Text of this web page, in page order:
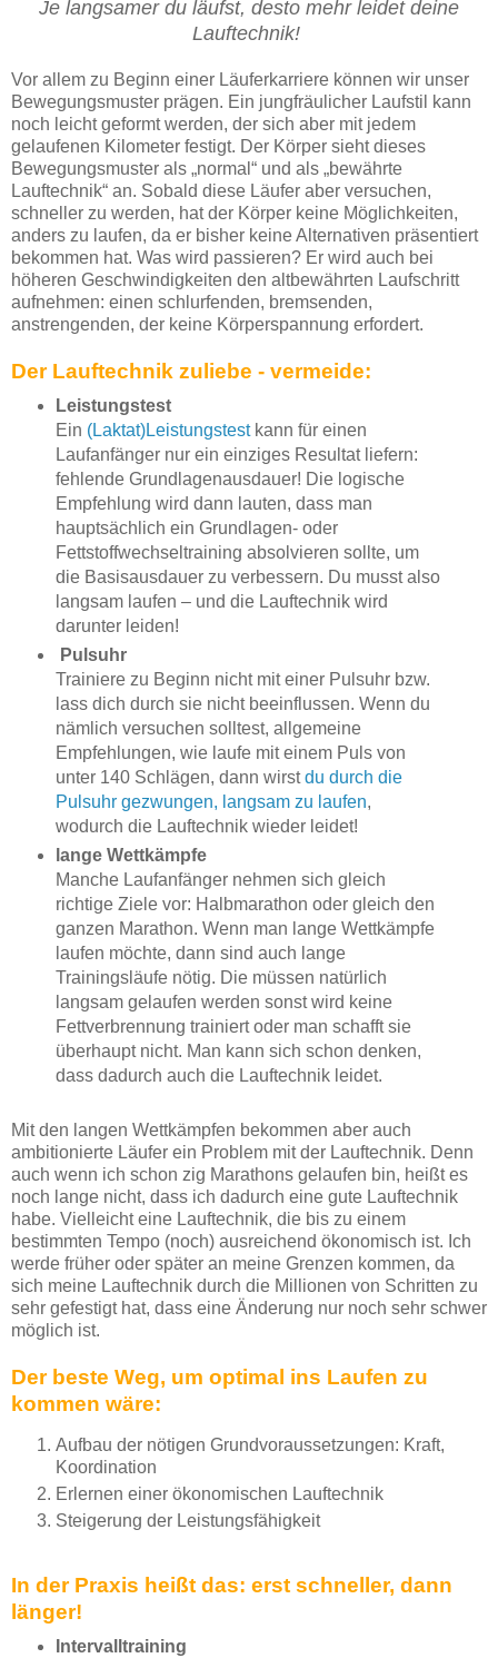
Je langsamer du läufst, desto mehr leidet deine
Lauftechnik!
Vor allem zu Beginn einer Läuferkarriere können wir unser
Bewegungsmuster prägen. Ein jungfräulicher Laufstil kann
noch leicht geformt werden, der sich aber mit jedem
gelaufenen Kilometer festigt. Der Körper sieht dieses
Bewegungsmuster als „normal“ und als „bewährte
Lauftechnik“ an. Sobald diese Läufer aber versuchen,
schneller zu werden, hat der Körper keine Möglichkeiten,
anders zu laufen, da er bisher keine Alternativen präsentiert
bekommen hat. Was wird passieren? Er wird auch bei
höheren Geschwindigkeiten den altbewährten Laufschritt
aufnehmen: einen schlurfenden, bremsenden,
anstrengenden, der keine Körperspannung erfordert.
Der Lauftechnik zuliebe - vermeide:
Leistungstest
Ein (Laktat)Leistungstestkann für einen
Laufanfänger nur ein einziges Resultat liefern:
fehlende Grundlagenausdauer! Die logische
Empfehlung wird dann lauten, dass man
hauptsächlich ein Grundlagen- oder
Fettstoffwechseltraining absolvieren sollte, um
die Basisausdauer zu verbessern. Du musst also
langsam laufen – und die Lauftechnik wird
darunter leiden!
Pulsuhr
Trainiere zu Beginn nicht mit einer Pulsuhr bzw.
lass dich durch sie nicht beeinflussen. Wenn du
nämlich versuchen solltest, allgemeine
Empfehlungen, wie laufe mit einem Puls von
unter 140 Schlägen, dann wirstdu durch die
Pulsuhr gezwungen, langsam zu laufen,
wodurch die Lauftechnik wieder leidet!
lange Wettkämpfe
Manche Laufanfänger nehmen sich gleich
richtige Ziele vor: Halbmarathon oder gleich den
ganzen Marathon. Wenn man lange Wettkämpfe
laufen möchte, dann sind auch lange
Trainingsläufe nötig. Die müssen natürlich
langsam gelaufen werden sonst wird keine
Fettverbrennung trainiert oder man schafft sie
überhaupt nicht. Man kann sich schon denken,
dass dadurch auch die Lauftechnik leidet.
Mit den langen Wettkämpfen bekommen aber auch
ambitionierte Läufer ein Problem mit der Lauftechnik. Denn
auch wenn ich schon zig Marathons gelaufen bin, heißt es
noch lange nicht, dass ich dadurch eine gute Lauftechnik
habe. Vielleicht eine Lauftechnik, die bis zu einem
bestimmten Tempo (noch) ausreichend ökonomisch ist. Ich
werde früher oder später an meine Grenzen kommen, da
sich meine Lauftechnik durch die Millionen von Schritten zu
sehr gefestigt hat, dass eine Änderung nur noch sehr schwer
möglich ist.
Der beste Weg, um optimal ins Laufen zu
kommen wäre:
Aufbau der nötigen Grundvoraussetzungen: Kraft,
Koordination
Erlernen einer ökonomischen Lauftechnik
Steigerung der Leistungsfähigkeit
In der Praxis heißt das: erst schneller, dann
länger!
Intervalltraining